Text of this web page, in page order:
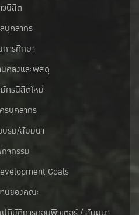
วนิสิต
บุคลากร
ารศึกษา
นคลังและพัสดุ
ครนิสิตใหม่
รบุคลากร
บรม/สัมมนา
จกรรม
Goals
นของคณะ